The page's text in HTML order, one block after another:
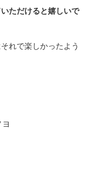
ただけると嬉しいで
れで楽しかったよう